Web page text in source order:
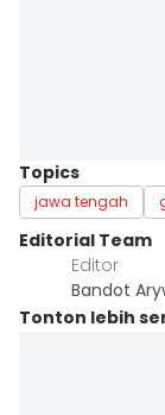
Topics
jawa tengah
Editorial Team
Editor
Bandot
Tonton lebih